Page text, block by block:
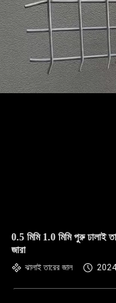
0.5 মিমি 1.0 মিমি পুরু ঢালাই
জারা
ঝালাই তারের জাল